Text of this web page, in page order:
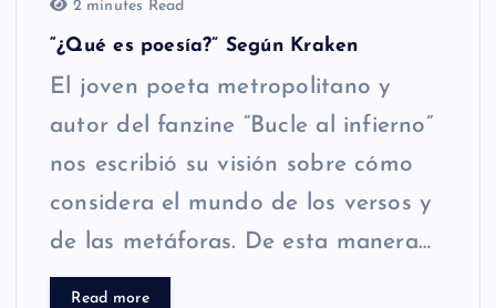
2 minutes Read
“¿Qué es poesía?” Según Kraken
El joven poeta metropolitano y
autor del fanzine “Bucle al infierno”
nos escribió su visión sobre cómo
considera el mundo de los versos y
de las metáforas. De esta manera…
Read more